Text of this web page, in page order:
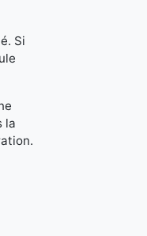
Si
la